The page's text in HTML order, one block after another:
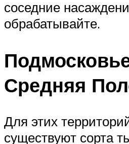
соседние
обрабатывайте.
Средняя
Для этих
существуют сорта